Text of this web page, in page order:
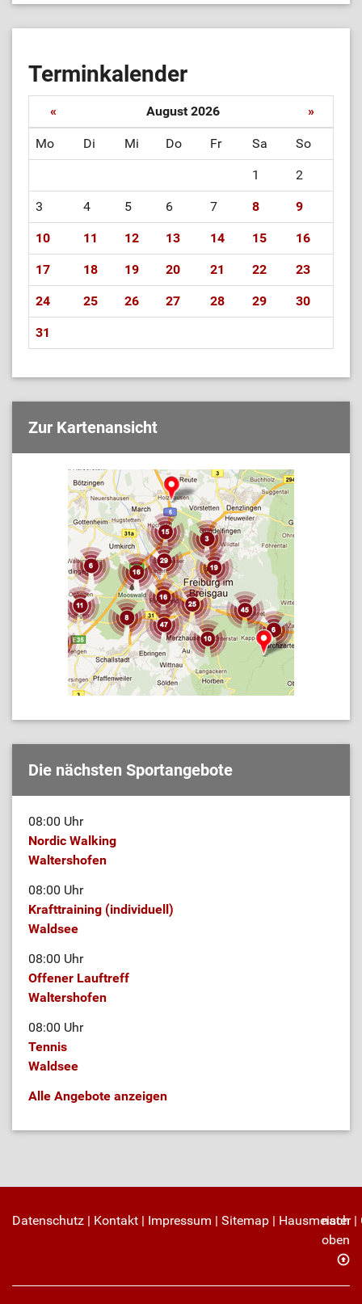
Terminkalender
« August 2026 »
Mo Di Mi Do Fr Sa So
1 2
3 4 5 6 7 8 9
10 11 12 13 14 15 16
17 18 19 20 21 22 23
24 25 26 27 28 29 30
31
Zur Kartenansicht
Die nächsten Sportangebote
08:00 Uhr
Nordic Walking
Waltershofen
08:00 Uhr
Krafttraining (individuell)
Waldsee
08:00 Uhr
Offener Lauftreff
Waltershofen
08:00 Uhr
Tennis
Waldsee
Alle Angebote anzeigen
Datenschutz | Kontakt | Impressum | Sitemap | Hausmeister|
nach
oben